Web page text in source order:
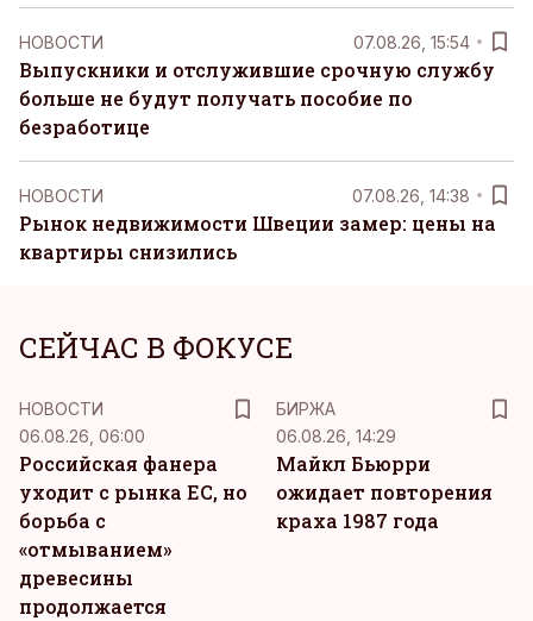
НОВОСТИ 07.08.26, 15:54
Выпускники и отслужившие срочную службу
больше не будут получать пособие по
безработице
НОВОСТИ 07.08.26, 14:38
Рынок недвижимости Швеции замер: цены на
квартиры снизились
СЕЙЧАС В ФОКУСЕ
НОВОСТИ
06.08.26, 06:00
Российская фанера
уходит с рынка ЕС, но
борьба с
«отмыванием»
древесины
продолжается
БИРЖА
06.08.26, 14:29
Майкл Бьюрри
ожидает повторения
краха 1987 года